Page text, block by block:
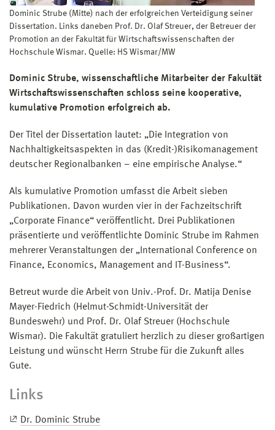
Dominic Strube (Mitte) nach der erfolgreichen Verteidigung seiner
Dissertation. Links daneben Prof. Dr. Olaf Streuer, der Betreuer der
Promotion an der Fakultät für Wirtschaftswissenschaften der
Hochschule Wismar. Quelle: HS Wismar/MW
Dominic Strube, wissenschaftliche Mitarbeiter der Fakultät
Wirtschaftswissenschaften schloss seine kooperative,
kumulative Promotion erfolgreich ab.
Der Titel der Dissertation lautet: „Die Integration von
Nachhaltigkeitsaspekten in das (Kredit-)Risikomanagement
deutscher Regionalbanken – eine empirische Analyse.“
Als kumulative Promotion umfasst die Arbeit sieben
Publikationen. Davon wurden vier in der Fachzeitschrift
„Corporate Finance“ veröffentlicht. Drei Publikationen
präsentierte und veröffentlichte Dominic Strube im Rahmen
mehrerer Veranstaltungen der „International Conference on
Finance, Economics, Management and IT-Business“.
Betreut wurde die Arbeit von Univ.-Prof. Dr. Matija Denise
Mayer-Fiedrich (Helmut-Schmidt-Universität der
Bundeswehr) und Prof. Dr. Olaf Streuer (Hochschule
Wismar). Die Fakultät gratuliert herzlich zu dieser großartigen
Leistung und wünscht Herrn Strube für die Zukunft alles
Gute.
Links
Dr. Dominic Strube